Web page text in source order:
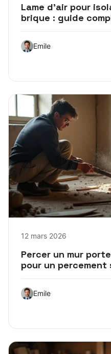
Lame d’air pour
brique : guide
Emile
12 mars 2026
Percer un mur
pour un percement
Emile